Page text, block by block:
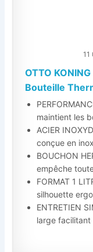
11
OTTO
Bouteille
maintient les
ACIER
conçue en
BOUCHON
empêche
FORMAT 1
silhouette
ENTRETIEN
large facilitant